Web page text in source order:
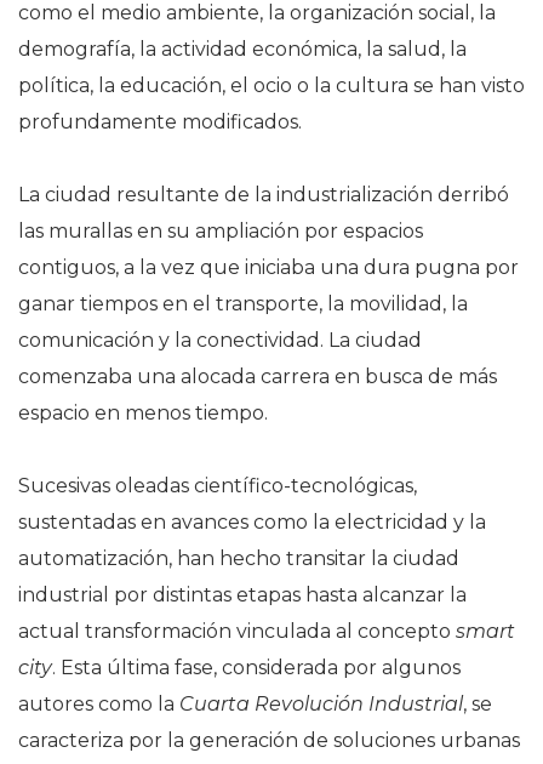
como el medio ambiente, la organización social, la
demografía, la actividad económica, la salud, la
política, la educación, el ocio o la cultura se han visto
profundamente modificados.
La ciudad resultante de la industrialización derribó
las murallas en su ampliación por espacios
contiguos, a la vez que iniciaba una dura pugna por
ganar tiempos en el transporte, la movilidad, la
comunicación y la conectividad. La ciudad
comenzaba una alocada carrera en busca de más
espacio en menos tiempo.
Sucesivas oleadas científico-tecnológicas,
sustentadas en avances como la electricidad y la
automatización, han hecho transitar la ciudad
industrial por distintas etapas hasta alcanzar la
actual transformación vinculada al concepto smart
city. Esta última fase, considerada por algunos
autores como la Cuarta Revolución Industrial, se
caracteriza por la generación de soluciones urbanas